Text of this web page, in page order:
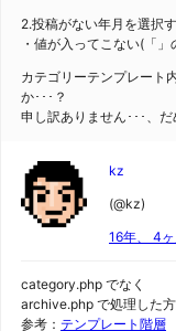
2.投稿がない年月を選択
・値が入ってこない(「」
カテゴリーテンプレート
か･･･？
申し訳ありません･･･、
kz
(@kz)
16年、 4
category.php でなく
archive.php で処理した方
参考： テンプレート階層